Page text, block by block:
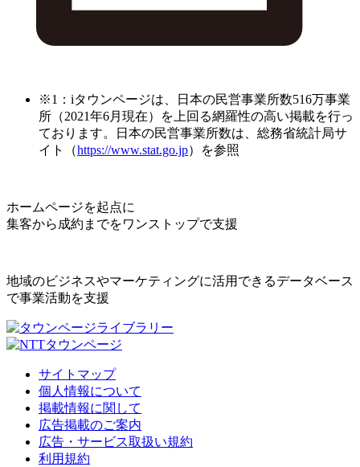
※1：iタウンページは、日本の民営事業所数516万事業
所（2021年6月現在）を上回る網羅性の高い掲載を行っ
ております。日本の民営事業所数は、総務省統計局サ
イト（https://www.stat.go.jp）を参照
ホームページを起点に
集客から成約までをワンストップで支援
地域のビジネスやマーケティングに活用できるデータベース
で事業活動を支援
サイトマップ
個人情報について
掲載情報に関して
広告掲載のご案内
広告・サービス取扱い規約
利用規約